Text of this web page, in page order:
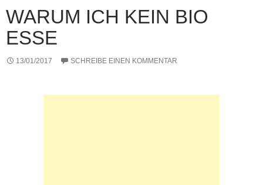
WARUM ICH KEIN BIO
ESSE
13/01/2017 SCHREIBE EINEN KOMMENTAR